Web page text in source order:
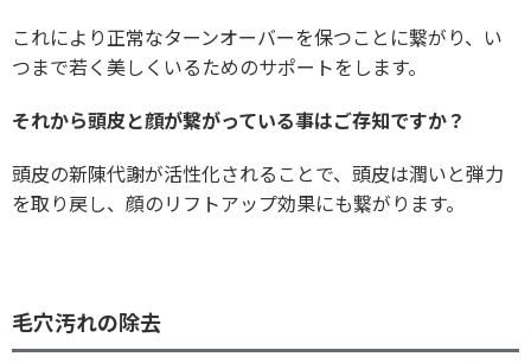
これにより正常なターンオーバーを保つことに繋がり、い
つまで若く美しくいるためのサポートをします。
それから頭皮と顔が繋がっている事はご存知ですか？
頭皮の新陳代謝が活性化されることで、頭皮は潤いと弾力
を取り戻し、顔のリフトアップ効果にも繋がります。
毛穴汚れの除去